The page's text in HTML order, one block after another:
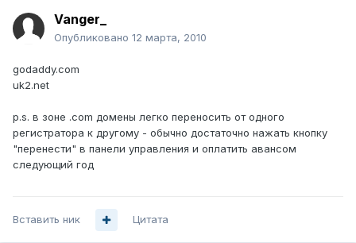
Vanger_
Опубликовано 12 марта, 2010
godaddy.com
uk2.net
p.s. в зоне .com домены легко переносить от одного
регистратора к другому - обычно достаточно нажать кнопку
"перенести" в панели управления и оплатить авансом
следующий год
Вставить ник Цитата